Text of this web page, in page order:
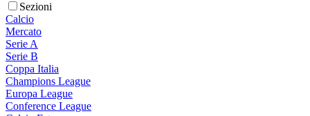
Sezioni
Calcio
Mercato
Serie A
Serie B
Coppa Italia
Champions League
Europa League
Conference League